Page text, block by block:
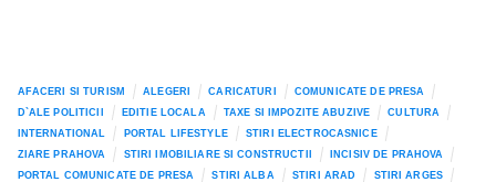
AFACERI SI TURISM ALEGERI CARICATURI
COMUNICATE DE PRESA
D`ALE POLITICII
EDITIE LOCALA TAXE SI IMPOZITE ABUZIVE
CULTURA
INTERNATIONAL
PORTAL LIFESTYLE
STIRI ELECTROCASNICE
ZIARE PRAHOVA
STIRI IMOBILIARE SI CONSTRUCTII
INCISIV DE PRAHOVA
PORTAL COMUNICATE DE PRESA
STIRI ALBA STIRI ARAD STIRI ARGES